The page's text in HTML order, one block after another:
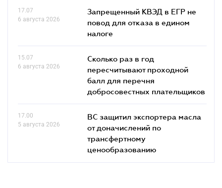
17.07
6 августа 2026
Запрещенный КВЭД в ЕГР не
повод для отказа в едином
налоге
15.07
6 августа 2026
Сколько раз в год
пересчитывают проходной
балл для перечня
добросовестных плательщиков
17.00
5 августа 2026
ВС защитил экспортера масла
от доначислений по
трансфертному
ценообразованию